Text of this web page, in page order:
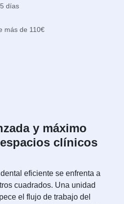
días
más de 110€
y máximo
clínicos
eficiente se enfrenta a
cuadrados. Una unidad
el flujo de trabajo del